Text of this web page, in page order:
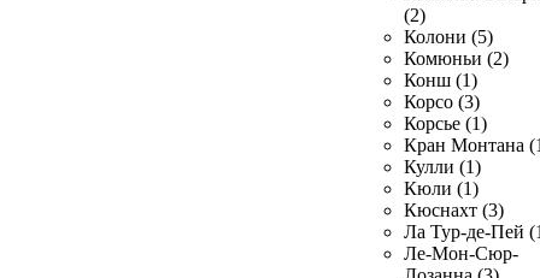
(2)
Колони (5)
Комюньи (2)
Конш (1)
Корсо (3)
Корсье (1)
Кран Монтана
Кулли (1)
Кюли (1)
Кюснахт (3)
Ла Тур-де-Пей
Ле-Мон-Сюр-